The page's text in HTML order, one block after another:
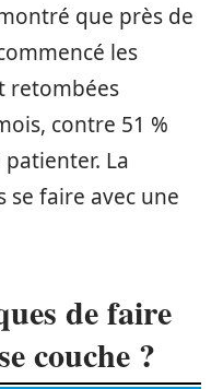
que près de
les
retombées
contre 51 %
La
faire avec une
de faire
couche ?